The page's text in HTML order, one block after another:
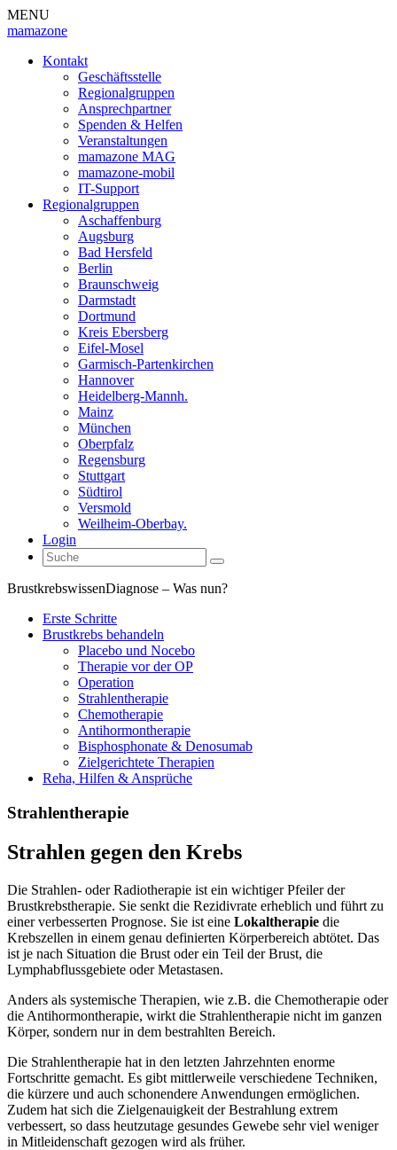
MENU
mamazone
Kontakt
Geschäftsstelle
Regionalgruppen
Ansprechpartner
Spenden & Helfen
Veranstaltungen
mamazone MAG
mamazone-mobil
IT-Support
Regionalgruppen
Aschaffenburg
Augsburg
Bad Hersfeld
Berlin
Braunschweig
Darmstadt
Dortmund
Kreis Ebersberg
Eifel-Mosel
Garmisch-Partenkirchen
Hannover
Heidelberg-Mannh.
Mainz
München
Oberpfalz
Regensburg
Stuttgart
Südtirol
Versmold
Weilheim-Oberbay.
Login
BrustkrebswissenDiagnose – Was nun?
Erste Schritte
Brustkrebs behandeln
Placebo und Nocebo
Therapie vor der OP
Operation
Strahlentherapie
Chemotherapie
Antihormontherapie
Bisphosphonate & Denosumab
Zielgerichtete Therapien
Reha, Hilfen & Ansprüche
Strahlentherapie
Strahlen gegen den Krebs
Die Strahlen- oder Radiotherapie ist ein wichtiger Pfeiler der
Brustkrebstherapie. Sie senkt die Rezidivrate erheblich und führt zu
einer verbesserten Prognose. Sie ist eine Lokaltherapie die
Krebszellen in einem genau definierten Körperbereich abtötet. Das
ist je nach Situation die Brust oder ein Teil der Brust, die
Lymphabflussgebiete oder Metastasen.
Anders als systemische Therapien, wie z.B. die Chemotherapie oder
die Antihormontherapie, wirkt die Strahlentherapie nicht im ganzen
Körper, sondern nur in dem bestrahlten Bereich.
Die Strahlentherapie hat in den letzten Jahrzehnten enorme
Fortschritte gemacht. Es gibt mittlerweile verschiedene Techniken,
die kürzere und auch schonendere Anwendungen ermöglichen.
Zudem hat sich die Zielgenauigkeit der Bestrahlung extrem
verbessert, so dass heutzutage gesundes Gewebe sehr viel weniger
in Mitleidenschaft gezogen wird als früher.